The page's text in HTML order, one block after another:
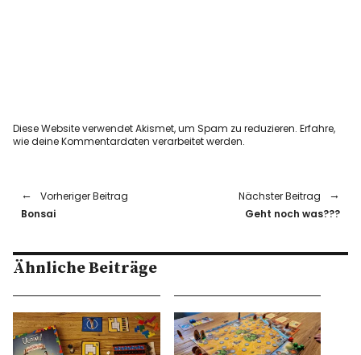
Diese Website verwendet Akismet, um Spam zu reduzieren.Erfahre,
wie deine Kommentardaten verarbeitet werden.
Vorheriger Beitrag
Bonsai
Nächster Beitrag
Geht noch was???
Ähnliche Beiträge